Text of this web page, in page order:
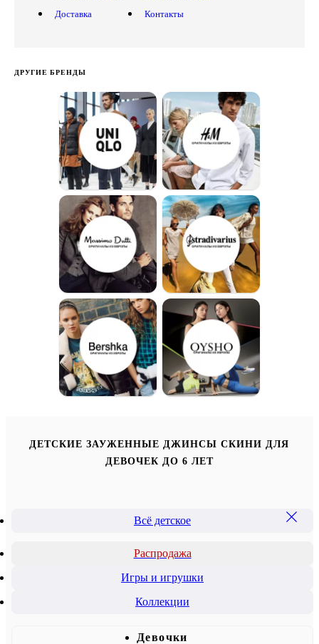
Доставка
Контакты
ДРУГИЕ БРЕНДЫ
ДЕТСКИЕ ЗАУЖЕННЫЕ ДЖИНСЫ СКИНИ ДЛЯ
ДЕВОЧЕК ДО 6 ЛЕТ
Всё детское
Распродажа
Игры и игрушки
Коллекции
Девочки